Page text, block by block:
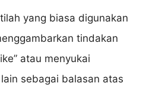
yang biasa digunakan
tindakan
atau menyukai
sebagai balasan atas